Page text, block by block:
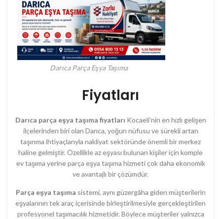
Darıca Parça Eşya Taşıma
Fiyatları
Darıca parça eşya taşıma fiyatları Kocaeli’nin en hızlı gelişen
ilçelerinden biri olan Darıca, yoğun nüfusu ve sürekli artan
taşınma ihtiyaçlarıyla nakliyat sektöründe önemli bir merkez
haline gelmiştir. Özellikle az eşyası bulunan kişiler için komple
ev taşıma yerine parça eşya taşıma hizmeti çok daha ekonomik
ve avantajlı bir çözümdür.
Parça eşya taşıma sistemi, aynı güzergâha giden müşterilerin
eşyalarının tek araç içerisinde birleştirilmesiyle gerçekleştirilen
profesyonel taşımacılık hizmetidir. Böylece müşteriler yalnızca